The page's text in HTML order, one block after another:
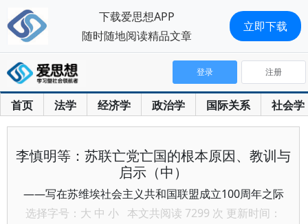
首页 法学 经济学 政治学 国际关系 社会学
登录 注册
李慎明等：苏联亡党亡国的根本原因、教训与
启示（中）
——写在苏维埃社会主义共和国联盟成立100周年之际
选择字号： 大 中 小 本文共阅读 7299 次 更新时间：
下载爱思想APP
随时随地阅读精品文章
立即下载